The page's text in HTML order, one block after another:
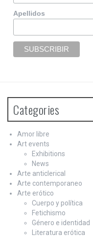
Apellidos
Categories
Amor libre
Art events
Exhibitions
News
Arte anticlerical
Arte contemporaneo
Arte erótico
Cuerpo y política
Fetichismo
Género e identidad
Literatura erótica